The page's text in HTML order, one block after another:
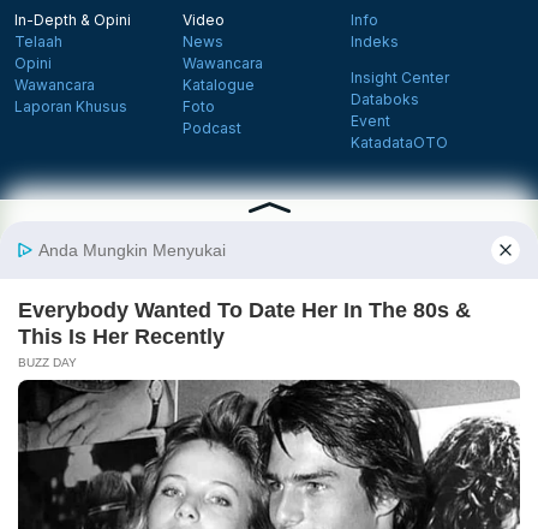
In-Depth & Opini
Telaah
Opini
Wawancara
Laporan Khusus
Video
News
Wawancara
Katalogue
Foto
Podcast
Info
Indeks
Insight Center
Databoks
Event
KatadataOTO
Follow us on Facebook
Tentang Katadata Advertising Karier Pedoman Media Siber
Kebijakan Privasi Disclaimer Hubungi Kami
©2026 Katadata. Hak cipta dilindungi Undang-undang.